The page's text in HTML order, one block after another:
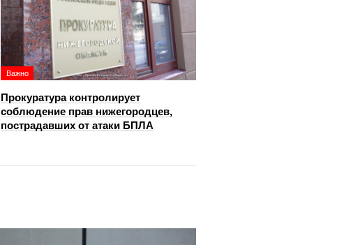
Важно
Прокуратура контролирует
соблюдение прав нижегородцев,
пострадавших от атаки БПЛА